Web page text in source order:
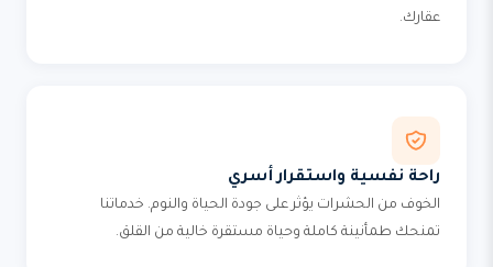
عقارك.
راحة نفسية واستقرار أسري
الخوف من الحشرات يؤثر على جودة الحياة والنوم. خدماتنا
تمنحك طمأنينة كاملة وحياة مستقرة خالية من القلق.